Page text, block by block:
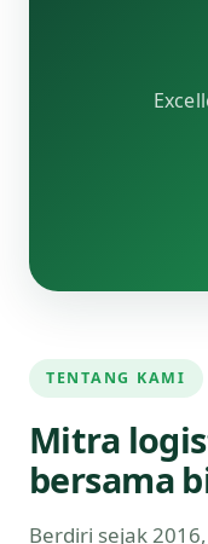
TENTANG KAMI
Mitra
bersama
Berdiri sejak